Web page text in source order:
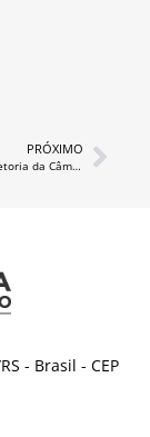
PRÓXIMO
Posse da nova diretoria da Câmara de Comércio teve a presença de diversas autoridades
- Brasil - CEP